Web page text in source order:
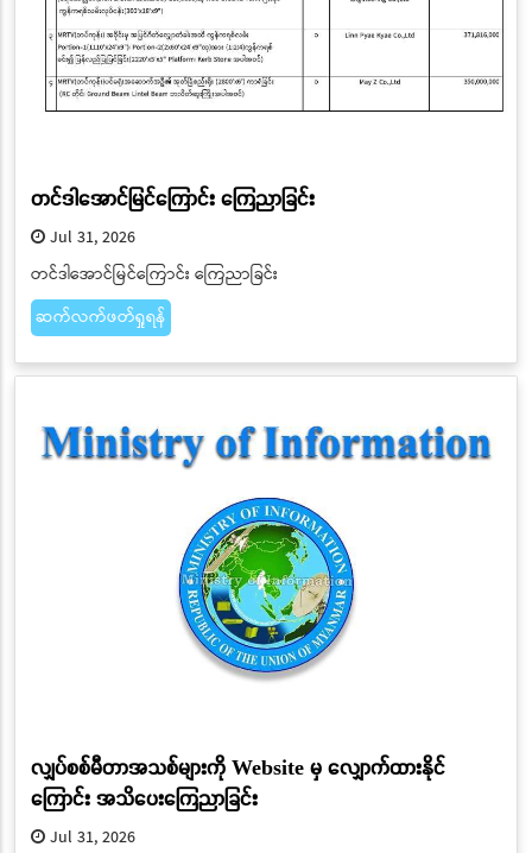
တင်ဒါအောင်မြင်ကြောင်း ကြေညာခြင်း
Jul 31, 2026
တင်ဒါအောင်မြင်ကြောင်း ကြေညာခြင်း
ဆက်လက်ဖတ်ရှုရန်
လျှပ်စစ်မီတာအသစ်များကို Website မှ လျှောက်ထားနိုင်
ကြောင်း အသိပေးကြေညာခြင်း
Jul 31, 2026